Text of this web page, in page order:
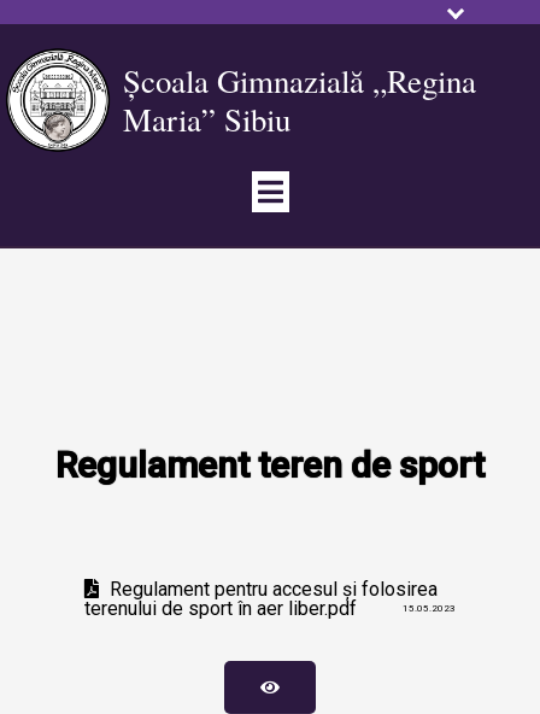
Școala Gimnazială „Regina
Maria” Sibiu
Regulament teren de sport
Regulament pentru accesul și folosirea
terenului de sport în aer liber.pdf
15.05.2023